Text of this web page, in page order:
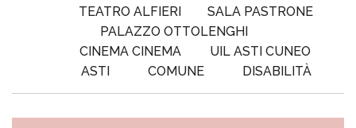
TEATRO ALFIERI
SALA PASTRONE
PALAZZO OTTOLENGHI
CINEMA CINEMA
UIL ASTI CUNEO
ASTI
COMUNE DISABILITÀ